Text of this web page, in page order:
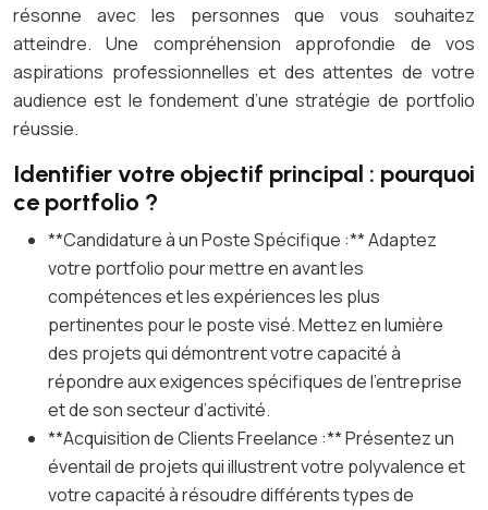
résonne avec les personnes que vous souhaitez
atteindre. Une compréhension approfondie de vos
aspirations professionnelles et des attentes de votre
audience est le fondement d’une stratégie de portfolio
réussie.
Identifier votre objectif principal : pourquoi
ce portfolio ?
**Candidature à un Poste Spécifique :** Adaptez
votre portfolio pour mettre en avant les
compétences et les expériences les plus
pertinentes pour le poste visé. Mettez en lumière
des projets qui démontrent votre capacité à
répondre aux exigences spécifiques de l’entreprise
et de son secteur d’activité.
**Acquisition de Clients Freelance :** Présentez un
éventail de projets qui illustrent votre polyvalence et
votre capacité à résoudre différents types de